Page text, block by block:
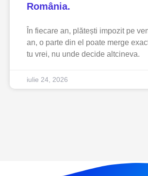
România.
În fiecare an, plătești impozit pe
an, o parte din el poate merge
tu vrei, nu unde decide altcineva.
iulie 24, 2026